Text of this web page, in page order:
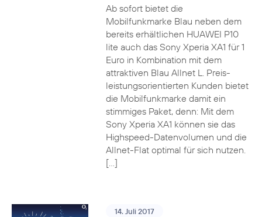
Ab sofort bietet die
Mobilfunkmarke Blau neben dem
bereits erhältlichen HUAWEI P10
lite auch das Sony Xperia XA1 für 1
Euro in Kombination mit dem
attraktiven Blau Allnet L. Preis-
leistungsorientierten Kunden bietet
die Mobilfunkmarke damit ein
stimmiges Paket, denn: Mit dem
Sony Xperia XA1 können sie das
Highspeed-Datenvolumen und die
Allnet-Flat optimal für sich nutzen.
[…]
14. Juli 2017